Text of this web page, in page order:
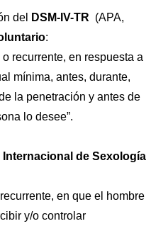
del DSM-IV-TR (APA,
:
recurrente, en respuesta a
mínima, antes, durante,
la penetración y antes de
lo desee”.
Internacional de Sexología
en que el hombre
y/o controlar